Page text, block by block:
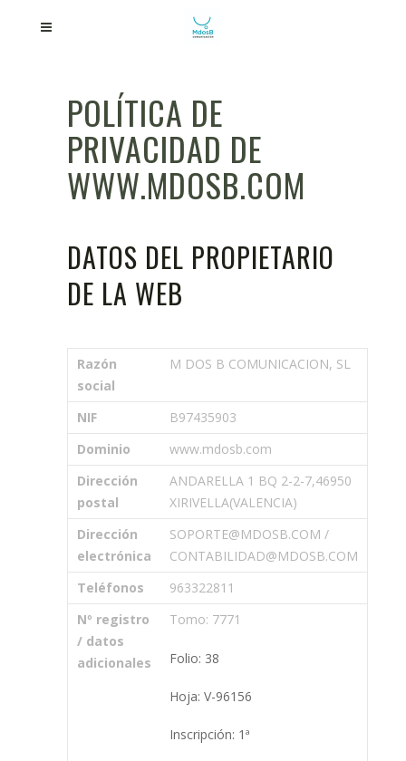
POLÍTICA DE
PRIVACIDAD DE
WWW.MDOSB.COM
DATOS DEL PROPIETARIO
DE LA WEB
Razón
social
M DOS B COMUNICACION, SL
NIF
B97435903
Dominio
www.mdosb.com
Dirección
postal
ANDARELLA 1 BQ 2-2-7,46950
XIRIVELLA(VALENCIA)
Dirección
electrónica
SOPORTE@MDOSB.COM /
CONTABILIDAD@MDOSB.COM
Teléfonos
963322811
Nº registro
/ datos
adicionales
Tomo: 7771
Folio: 38
Hoja: V-96156
Inscripción: 1ª